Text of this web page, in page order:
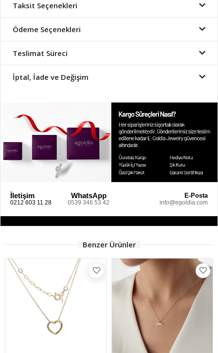
Taksit Seçenekleri
Ödeme Seçenekleri
Teslimat Süreci
İptal, İade ve Değişim
İletişim
0212 603 11 28
WhatsApp
0539 346 53 42
E-Posta
info@egoldia.com
Benzer Ürünler